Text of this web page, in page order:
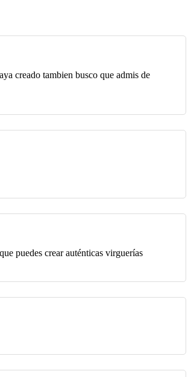
creado tambien busco que admis de
puedes crear auténticas virguerías